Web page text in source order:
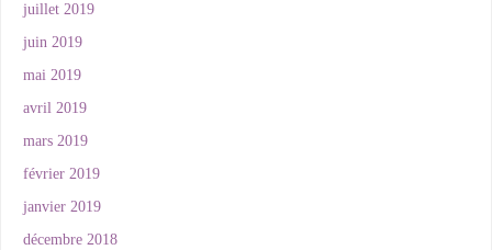
juillet 2019
juin 2019
mai 2019
avril 2019
mars 2019
février 2019
janvier 2019
décembre 2018